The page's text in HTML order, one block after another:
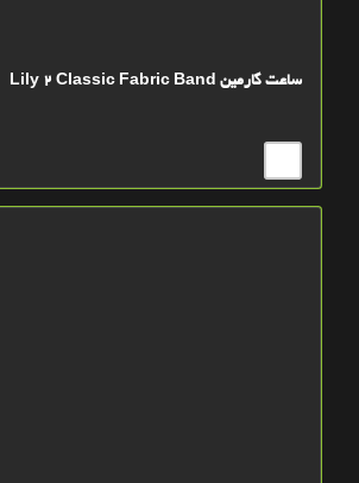
ساعت گارمین Lily 2 Classic Fabric Band